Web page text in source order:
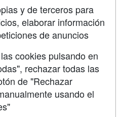
SÍGUENOS EN:
y de terceros para
elaborar información
de anuncios
cookies pulsando en
rechazar todas las
de "Rechazar
usando el